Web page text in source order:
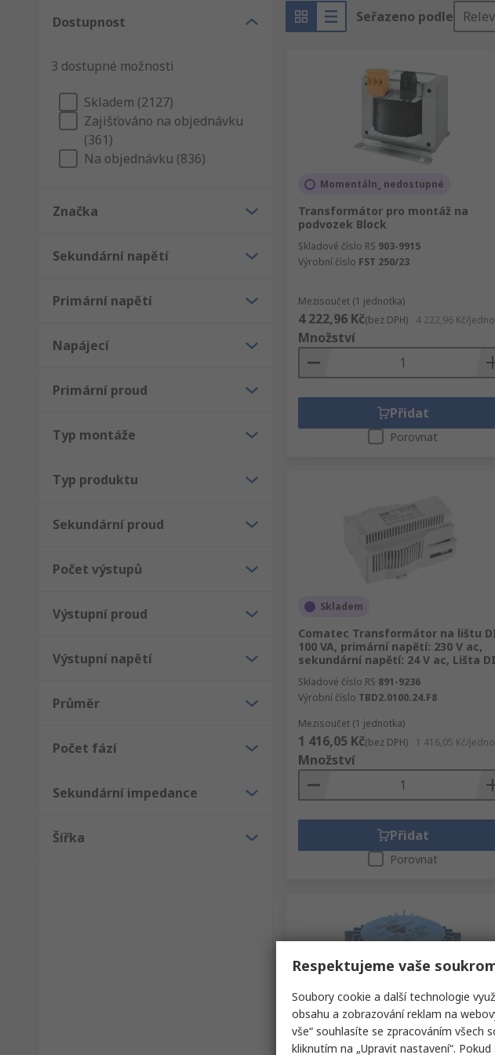
Telekomunikace: Odpojení napětí před přenosem pro použití v
Transformátory pro montáž na stěnu: Pro použití v nebezpečných
Máme také řadu čipů a transformátorů–převaděčů linek, forem cívek,
konektorů.
Jaká je životnost elektrických transformátorů?
vydržet desítky let.
Dostupnost
3 dostupné možnosti
Skladem (2127)
Zajišťováno na objednávku
(361)
Na objednávku (836)
Značka
Sekundární napětí
Primární napětí
Napájecí
Primární proud
Typ montáže
Typ produktu
Sekundární proud
Počet výstupů
Výstupní proud
Výstupní napětí
Průměr
Počet fází
Sekundární impedance
Šířka
Seřazeno podle
Momentáln_ nedostupné
Transformátor pro montáž na
podvozek Block
Skladové číslo RS 903-9915
Výrobní číslo FST 250/23
Mezisoučet (1 jednotka)
4 222,96 Kč(bez DPH) 4 222,96 Kč/
Množství
Přidat
Porovnat
Skladem
Comatec Transformátor na lištu
100 VA, primární napětí: 230 V ac,
sekundární napětí: 24 V ac, Lišta
Skladové číslo RS 891-9236
Výrobní číslo TBD2.0100.24.F8
Mezisoučet (1 jednotka)
1 416,05 Kč(bez DPH) 1 416,05 Kč/
Množství
Přidat
Porovnat
Skladem
Respektujeme vaše
Soubory cookie a další technologie
obsahu a zobrazování reklam na
vše“ souhlasíte se zpracováním
kliknutím na „Upravit nastavení“.